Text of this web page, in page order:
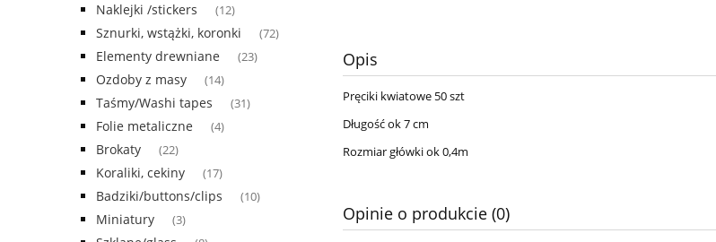
Naklejki /stickers (12)
Sznurki, wstążki, koronki (72)
Elementy drewniane (23)
Ozdoby z masy (14)
Taśmy/Washi tapes (31)
Folie metaliczne (4)
Brokaty (22)
Koraliki, cekiny (17)
Badziki/buttons/clips (10)
Miniatury (3)
Opis
Pręciki kwiatowe 50 szt
Długość ok 7 cm
Rozmiar główki ok 0,4m
Opinie o produkcie (0)